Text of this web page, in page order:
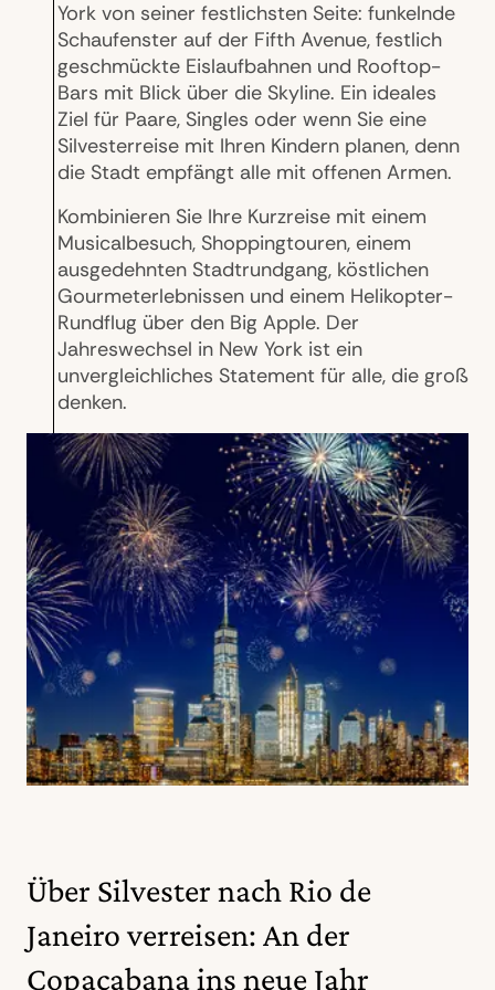
York von seiner festlichsten Seite: funkelnde
Schaufenster auf der Fifth Avenue, festlich
geschmückte Eislaufbahnen und Rooftop-
Bars mit Blick über die Skyline. Ein ideales
Ziel für Paare, Singles oder wenn Sie eine
Silvesterreise mit Ihren Kindern planen, denn
die Stadt empfängt alle mit offenen Armen.
Kombinieren Sie Ihre Kurzreise mit einem
Musicalbesuch, Shoppingtouren, einem
ausgedehnten Stadtrundgang, köstlichen
Gourmeterlebnissen und einem Helikopter-
Rundflug über den Big Apple. Der
Jahreswechsel in New York ist ein
unvergleichliches Statement für alle, die groß
denken.
Über Silvester nach Rio de
Janeiro verreisen: An der
Copacabana ins neue Jahr